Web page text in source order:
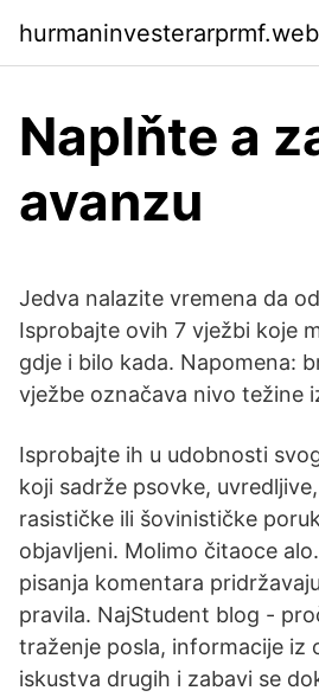
Naplňte a
avanzu
Jedva nalazite vremena da
Isprobajte ovih 7 vježbi koje
gdje i bilo kada. Napomena:
vježbe označava nivo težine
Isprobajte ih u udobnosti
koji sadrže psovke,
rasističke ili šovinističke
objavljeni. Molimo čitaoce
pisanja komentara
pravila. NajStudent blog -
traženje posla, informacije iz
iskustva drugih i zabavi se